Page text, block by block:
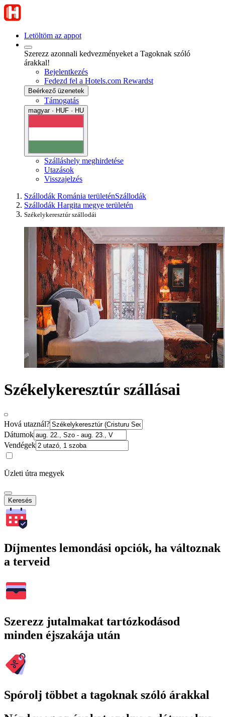
Letöltöm az appot
Szerezz azonnali kedvezményeket a Tagoknak szóló
árakkal!
Bejelentkezés
Fedezd fel a Hotels.com Rewardst
Beérkező üzenetek
Támogatás
magyar · HUF · HU
Szálláshely meghirdetése
Utazások
Visszajelzés
Szállodák Románia területénSzállodák
Szállodák Hargita megye területén
Székelykeresztúr szállodái
Székelykeresztúr szállásai
Hová utaznál?
Dátumok
Vendégek
Üzleti útra megyek
Keresés
Díjmentes lemondási opciók, ha változnak
a terveid
Szerezz jutalmakat tartózkodásod
minden éjszakája után
Spórolj többet a tagoknak szóló árakkal